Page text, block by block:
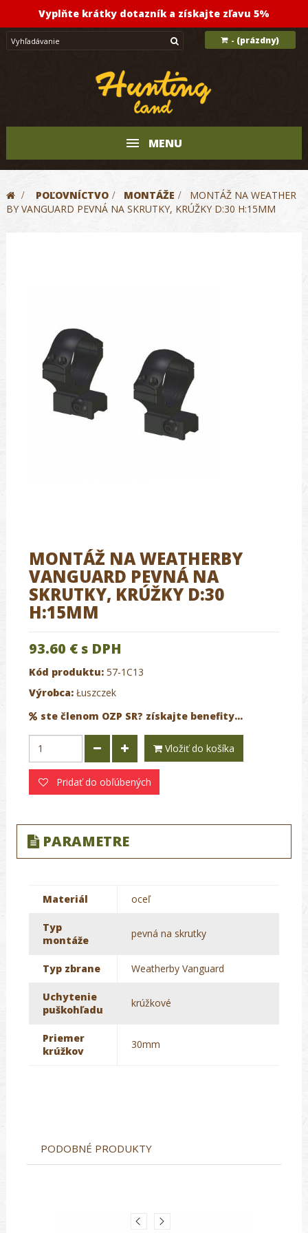
Vyplňte krátky dotazník a získajte zľavu 5%
- (prázdny)
MENU
> POĽOVNÍCTVO > MONTÁŽE >
MONTÁŽ NA WEATHER
BY VANGUARD PEVNÁ NA SKRUTKY, KRÚŽKY D:30 H:15MM
MONTÁŽ NA WEATHERBY
VANGUARD PEVNÁ NA
SKRUTKY, KRÚŽKY D:30
H:15MM
93.60 € s DPH
Kód produktu: 57-1C13
Výrobca: Łuszczek
ste členom OZP SR? získajte benefity...
Vložiť do košíka
Pridať do obľúbených
PARAMETRE
Materiál oceľ
Typ
montáže
pevná na skrutky
Typ zbrane Weatherby Vanguard
Uchytenie
puškohľadu
krúžkové
Priemer
krúžkov
30mm
PODOBNÉ PRODUKTY